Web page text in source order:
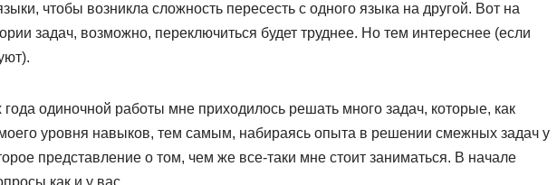
чтобы возникла сложность пересесть с одного языка на другой. Вот на
задач, возможно, переключиться будет труднее. Но тем интереснее (если
одиночной работы мне приходилось решать много задач, которые, как
уровня навыков, тем самым, набираясь опыта в решении смежных задач у
представление о том, чем же все-таки мне стоит заниматься. В начале
как и у вас.